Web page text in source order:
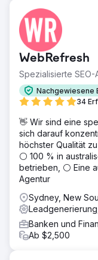
WebRefresh
Spezialisierte
Nachgewiesene
34
👋 Wir sind eine
sich darauf
höchster Qualität
⚪ 100 % in
betrieben, ⚪ Eine
Agentur
Sydney, New
Banken und
Ab $2,500